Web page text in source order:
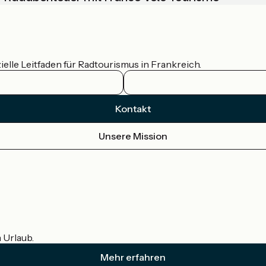
Leitfaden für Radtourismus in Frankreich.
Kontakt
Unsere Mission
Mehr erfahren